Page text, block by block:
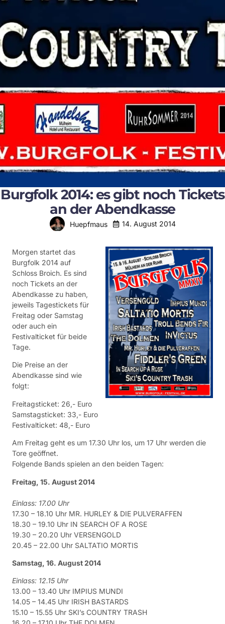
Burgfolk 2014: es gibt noch Tickets
an der Abendkasse
Huepfmaus 14. August 2014
Morgen startet das
Burgfolk 2014 auf
Schloss Broich. Es sind
noch Tickets an der
Abendkasse zu haben,
jeweils Tagestickets für
Freitag oder Samstag
oder auch ein
Festivalticket für beide
Tage.
Die Preise an der
Abendkasse sind wie
folgt:
Freitagsticket: 26,- Euro
Samstagsticket: 33,- Euro
Festivalticket: 48,- Euro
Am Freitag geht es um 17.30 Uhr los, um 17 Uhr werden die
Tore geöffnet.
Folgende Bands spielen an den beiden Tagen:
Freitag, 15. August 2014
Einlass: 17.00 Uhr
17.30 – 18.10 Uhr MR. HURLEY & DIE PULVERAFFEN
18.30 – 19.10 Uhr IN SEARCH OF A ROSE
19.30 – 20.20 Uhr VERSENGOLD
20.45 – 22.00 Uhr SALTATIO MORTIS
Samstag, 16. August 2014
Einlass: 12.15 Uhr
13.00 – 13.40 Uhr IMPIUS MUNDI
14.05 – 14.45 Uhr IRISH BASTARDS
15.10 – 15.55 Uhr SKI’s COUNTRY TRASH